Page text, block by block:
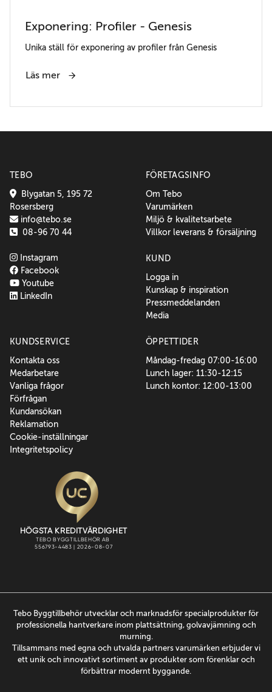
Exponering: Profiler - Genesis
Unika ställ för exponering av profiler från Genesis
Läs mer
TEBO
Blygatan 5, 195 72
Rosersberg
info@tebo.se
08-96 70 44
Instagram
Facebook
Youtube
LinkedIn
FÖRETAGSINFO
Om Tebo
Varumärken
Miljö & kvalitetsarbete
Villkor leverans & försäljning
KUND
Logga in
Kunskap & inspiration
Pressmeddelanden
Media
KUNDSERVICE
Kontakta oss
Medarbetare
Vanliga frågor
Förfrågan
Kundansökan
Reklamation
Cookie-inställningar
Integritetspolicy
ÖPPETTIDER
Måndag-fredag 07:00-16:00
Lunch lager: 11:30-12:15
Lunch kontor: 12:00-13:00
Tebo Byggtillbehör utvecklar och marknadsför specialprodukter för
professionella hantverkare inom plattsättning, golvavjämning och
murning.
Tillsammans med egna och utvalda partners varumärken erbjuder vi
ett unik och innovativt sortiment av produkter som förenklar och
förbättrar modernt byggande.